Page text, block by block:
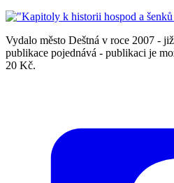
Vydalo město Deštná v roce 2007 -
publikace pojednává - publikaci je
20 Kč.